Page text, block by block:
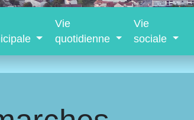
Vie
quotidienne
Vie
sociale